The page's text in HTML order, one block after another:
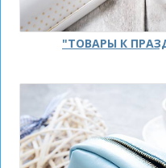
"ТОВАРЫ К